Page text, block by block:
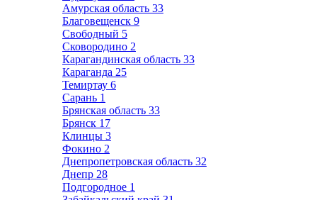
Амурская область 33
Благовещенск 9
Свободный 5
Сковородино 2
Карагандинская область 33
Караганда 25
Темиртау 6
Сарань 1
Брянская область 33
Брянск 17
Клинцы 3
Фокино 2
Днепропетровская область 32
Днепр 28
Подгородное 1